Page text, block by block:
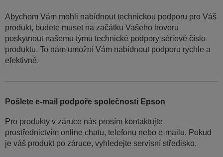
Abychom Vám mohli nabídnout technickou podporu pro Váš
produkt, budete muset na začátku Vašeho hovoru
poskytnout našemu týmu technické podpory sériové číslo
produktu. To nám umožní Vám nabídnout podporu rychle a
efektivně.
Pošlete e-mail podpoře společnosti Epson
Pro produkty v záruce nás prosím kontaktujte
prostřednictvím online chatu, telefonu nebo e-mailu. Pokud
je váš produkt po záruce, vyhledejte servisní středisko.